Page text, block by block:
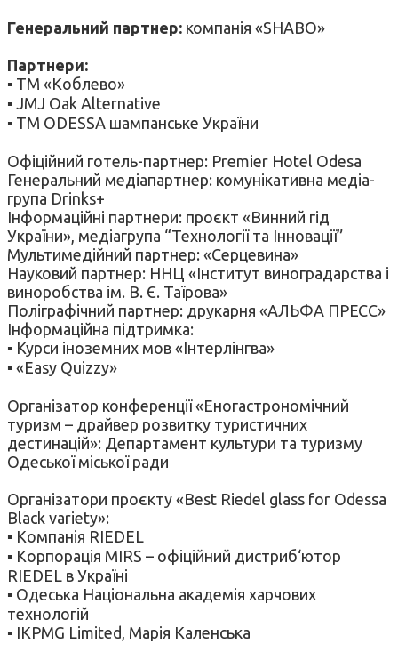
Генеральний партнер: компанія «SHABO»
Партнери:
▪ ТМ «Коблево»
▪ JMJ Oak Alternative
▪ ТМ ODESSA шампанське України
Офіційний готель-партнер: Premier Hotel Odesa
Генеральний медіапартнер: комунікативна медіа-
група Drinks+
Інформаційні партнери: проєкт «Винний гід
України», медіагрупа “Технології та Інновації”
Мультимедійний партнер: «Серцевина»
Науковий партнер: ННЦ «Інститут виноградарства і
виноробства ім. В. Є. Таїрова»
Поліграфічний партнер: друкарня «АЛЬФА ПРЕСС»
Інформаційна підтримка:
▪ Курси іноземних мов «Інтерлінгва»
▪ «Easy Quizzy»
Організатор конференції «Еногастрономічний
туризм – драйвер розвитку туристичних
дестинацій»: Департамент культури та туризму
Одеської міської ради
Організатори проєкту «Best Riedel glass for Odessa
Black variety»:
▪ Компанія RIEDEL
▪ Корпорація MIRS – офіційний дистриб‘ютор
RIEDEL в Україні
▪ Одеська Національна академія харчових
технологій
▪ IKPMG Limited, Марія Каленська